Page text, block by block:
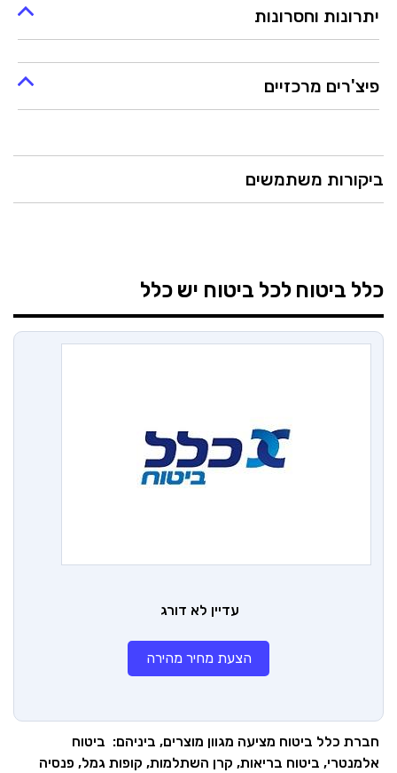
יתרונות וחסרונות
פיצ'רים מרכזיים
ביקורות משתמשים
כלל ביטוח לכל ביטוח יש כלל
עדיין לא דורג
הצעת מחיר מהירה
חברת כלל ביטוח מציעה מגוון מוצרים, ביניהם: ביטוח
אלמנטרי, ביטוח בריאות, קרן השתלמות, קופות גמל, פנסיה